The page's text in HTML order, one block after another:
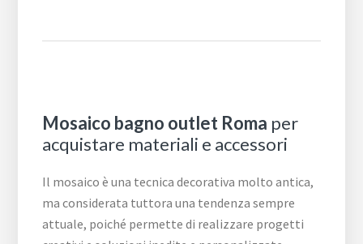
Mosaico bagno outlet Roma per
acquistare materiali e accessori
Il mosaico è una tecnica decorativa molto antica,
ma considerata tuttora una tendenza sempre
attuale, poiché permette di realizzare progetti